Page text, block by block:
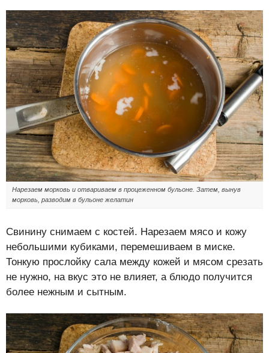
Нарезаем морковь и отвариваем в процеженном бульоне. Затем, вынув
морковь, разводим в бульоне желатин
Свинину снимаем с костей. Нарезаем мясо и кожу
небольшими кубиками, перемешиваем в миске.
Тонкую прослойку сала между кожей и мясом срезать
не нужно, на вкус это не влияет, а блюдо получится
более нежным и сытным.